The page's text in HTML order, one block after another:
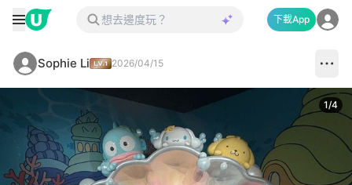
下載App
Sophie Li 2026/04/15
1/4